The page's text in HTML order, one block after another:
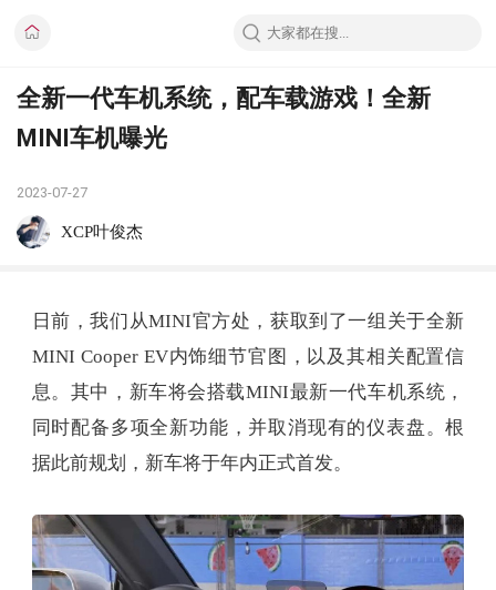
全新一代车机系统，配车载游戏！全新
MINI车机曝光
2023-07-27
XCP叶俊杰
日前，我们从MINI官方处，获取到了一组关于全新
MINI Cooper EV内饰细节官图，以及其相关配置信
息。其中，新车将会搭载MINI最新一代车机系统，
同时配备多项全新功能，并取消现有的仪表盘。根
据此前规划，新车将于年内正式首发。